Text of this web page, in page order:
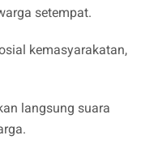
setempat.
kemasyarakatan,
langsung suara